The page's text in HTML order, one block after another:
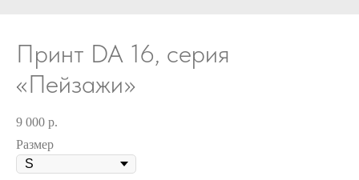
Принт DA 16, серия
«Пейзажи»
9 000 р.
Размер